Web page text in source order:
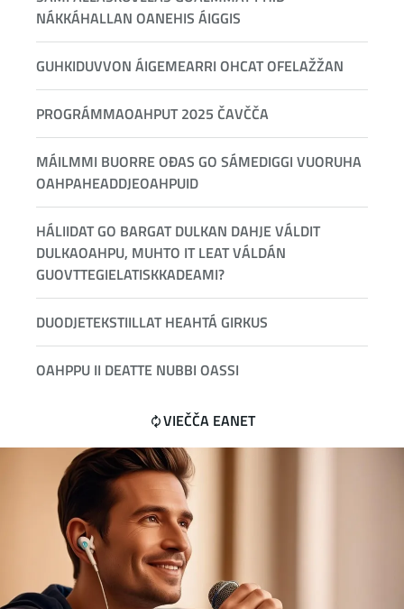
NÁKKÁHALLAN OANEHIS ÁIGGIS
GUHKIDUVVON ÁIGEMEARRI OHCAT OFELAŽŽAN
PROGRÁMMAOAHPUT 2025 ČAVČČA
MÁILMMI BUORRE OĐAS GO SÁMEDIGGI VUORUHA
OAHPAHEADDJEOAHPUID
HÁLIIDAT GO BARGAT DULKAN DAHJE VÁLDIT
DULKAOAHPU, MUHTO IT LEAT VÁLDÁN
GUOVTTEGIELATISKKADEAMI?
DUODJETEKSTIILLAT HEAHTÁ GIRKUS
OAHPPU II DEATTE NUBBI OASSI
VIEČČA EANET